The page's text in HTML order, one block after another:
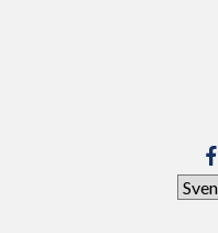
Välj